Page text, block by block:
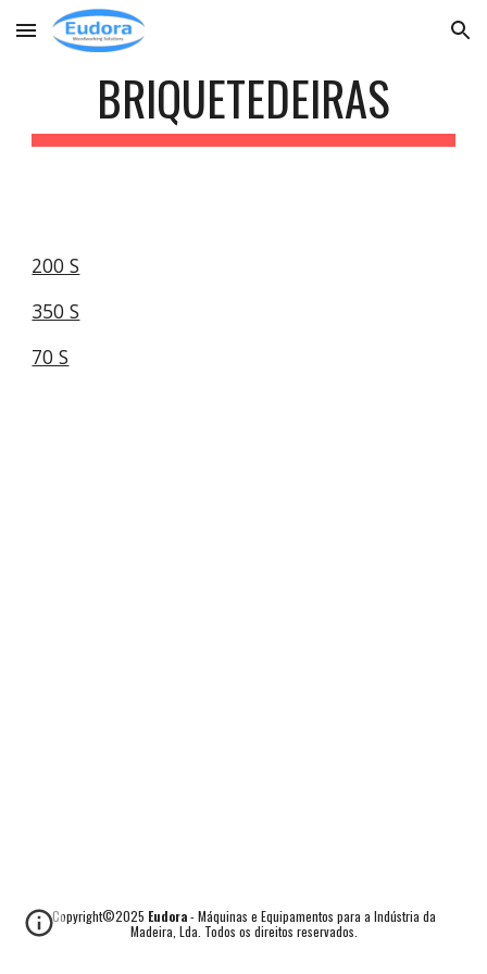
Skip to main content Skip to navigation
BRIQUETEDEIRAS
200 S
350 S
70 S
Copyright©2025 Eudora- Máquinas e Equipamentos para a Indústria da
Madeira, Lda. Todos os direitos reservados.